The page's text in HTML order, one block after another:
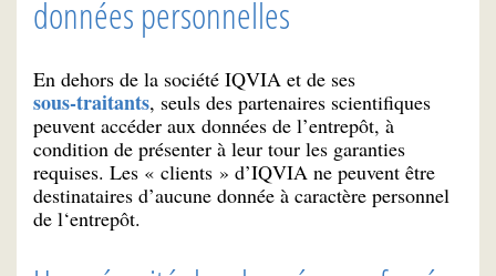
données personnelles
En dehors de la société IQVIA et de ses
sous-traitants, seuls des partenaires scientifiques
peuvent accéder aux données de l’entrepôt, à
condition de présenter à leur tour les garanties
requises. Les « clients » d’IQVIA ne peuvent être
destinataires d’aucune donnée à caractère personnel
de l‘entrepôt.